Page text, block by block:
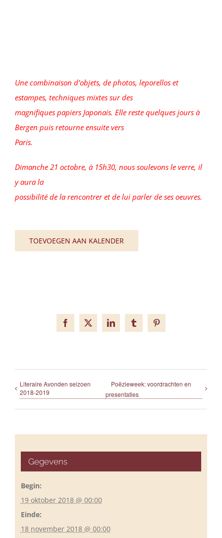
Une combinaison d’objets, de photos, leporellos et
estampes, techniques mixtes sur des
magnifiques papiers Japonais. Elle reste quelques jours à
Bergen puis retourne ensuite vers
Paris.
Dimanche 21 octobre, à 15h30, nous soulevons le verre, il
y aura la
possibilité de la rencontrer et de lui parler de ses oeuvres.
TOEVOEGEN AAN KALENDER
Facebook
X LinkedInTumblrPinterest
Literaire Avonden seizoen
2018-2019
Poëzieweek: voordrachten en
presentaties
Gegevens
Begin:
19 oktober 2018 @ 00:00
Einde:
18 november 2018 @ 00:00